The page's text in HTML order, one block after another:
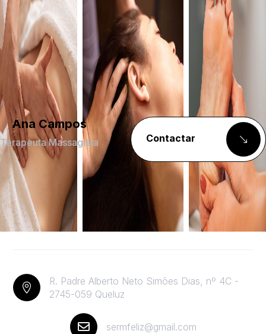
Ana Campos
Terapeuta Massagista Contactar

R. Padre Alberto Neto Simões Dias, nº 4C -
2745-059 Queluz
 sermfeliz@gmail.com